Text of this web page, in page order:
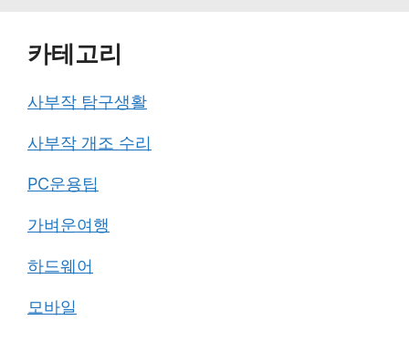
카테고리
사부작 탐구생활
사부작 개조 수리
PC운용팁
가벼운여행
하드웨어
모바일